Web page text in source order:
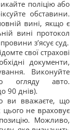
поліцію або
обставини.
вині, якщо є
вині протокол
з’ясує суд.
свої страхові
документи,
Виконуйте
огляду авто.
90 днів).
ви вважаєте, що
не враховує
Можливо,